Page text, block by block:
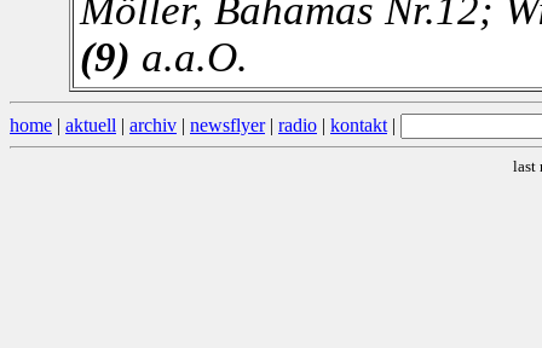
(9) a.a.O.
home | aktuell | archiv | newsflyer| radio | kontakt |
last